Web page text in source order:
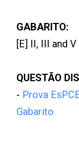
GABARITO:
[E] II, III and
QUESTÃO
- Prova
Gabarito